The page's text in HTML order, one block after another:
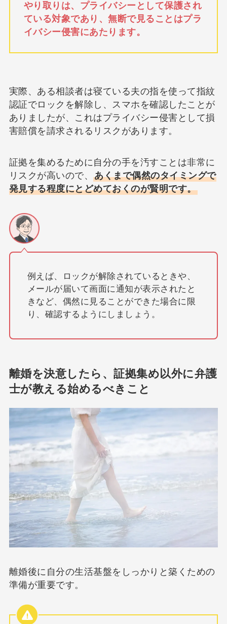
やり取りは、プライバシーとして保護され
ている対象であり、無断で見ることはプラ
イバシー侵害にあたります。
実際、ある相談者は寝ている夫の指を使って指紋
認証でロックを解除し、スマホを確認したことが
ありましたが、これはプライバシー侵害として損
害賠償を請求されるリスクがあります。
証拠を集めるために自分の手を汚すことは非常に
リスクが高いので、あくまで偶然のタイミングで
発見する程度にとどめておくのが賢明です。
例えば、ロックが解除されているときや、
メールが届いて画面に通知が表示されたと
きなど、偶然に見ることができた場合に限
り、確認するようにしましょう。
離婚を決意したら、証拠集め以外に弁護
士が教える始めるべきこと
離婚後に自分の生活基盤をしっかりと築くための
準備が重要です。